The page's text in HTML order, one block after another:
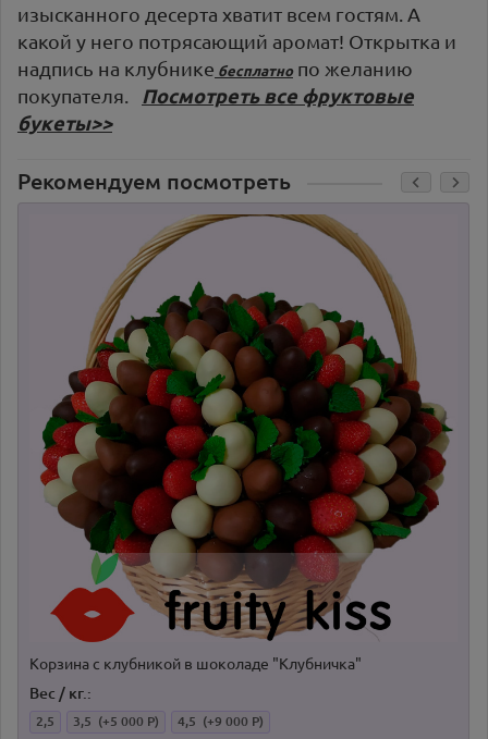
изысканного десерта хватит всем гостям. А
какой у него потрясающий аромат! Открытка и
надпись на клубнике бесплатнопо желанию
покупателя. Посмотреть все фруктовые
букеты>>
Рекомендуем посмотреть
Корзина с клубникой в шоколаде "Клубничка"
Вес / кг.:
2,5 3,5 (+5 000 Р) 4,5 (+9 000 Р)